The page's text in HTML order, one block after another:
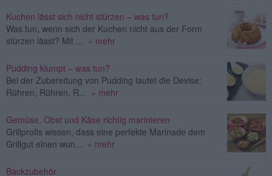
Kuchen lässt sich nicht stürzen – was tun?
Was tun, wenn sich der Kuchen nicht aus der Form
stürzen lässt? Mit ... » mehr
Pudding klumpt – was tun?
Bei der Zubereitung von Pudding lautet die Devise:
Rühren, Rühren, R... » mehr
Gemüse, Obst und Käse richtig marinieren
Grillprofis wissen, dass eine perfekte Marinade dem
Grillgut einen wun... » mehr
Backzubehör